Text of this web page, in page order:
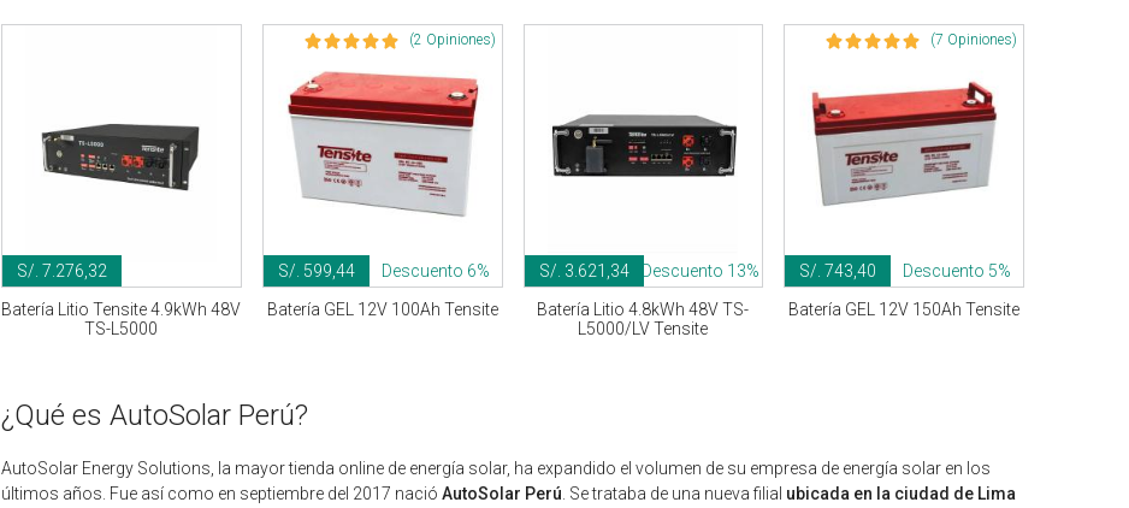
S/. 7.276,32
Batería Litio Tensite 4.9kWh 48V
TS-L5000
(2 Opiniones)
S/. 599,44
Descuento 6%
Batería GEL 12V 100Ah Tensite
S/. 3.621,34
Descuento 13%
Batería Litio 4.8kWh 48V TS-
L5000/LV Tensite
(7 Opiniones)
S/. 743,40
Descuento 5%
Batería GEL 12V 150Ah Tensite
¿Qué es AutoSolar Perú?
AutoSolar Energy Solutions, la mayor tienda online de energía solar, ha expandido el volumen de su empresa de energía solar en los
últimos años. Fue así como en septiembre del 2017 nació AutoSolar Perú. Se trataba de una nueva filial ubicada en la ciudad de Lima